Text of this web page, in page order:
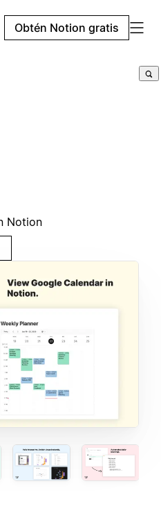
Obtén Notion gratis
Notion